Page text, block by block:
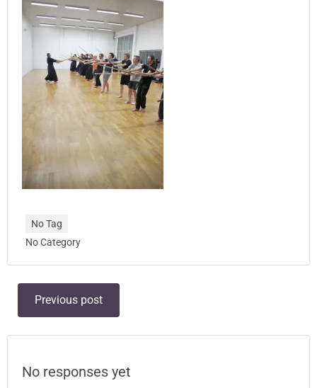
No Tag
No Category
Post
navigation
Previous post
No responses yet